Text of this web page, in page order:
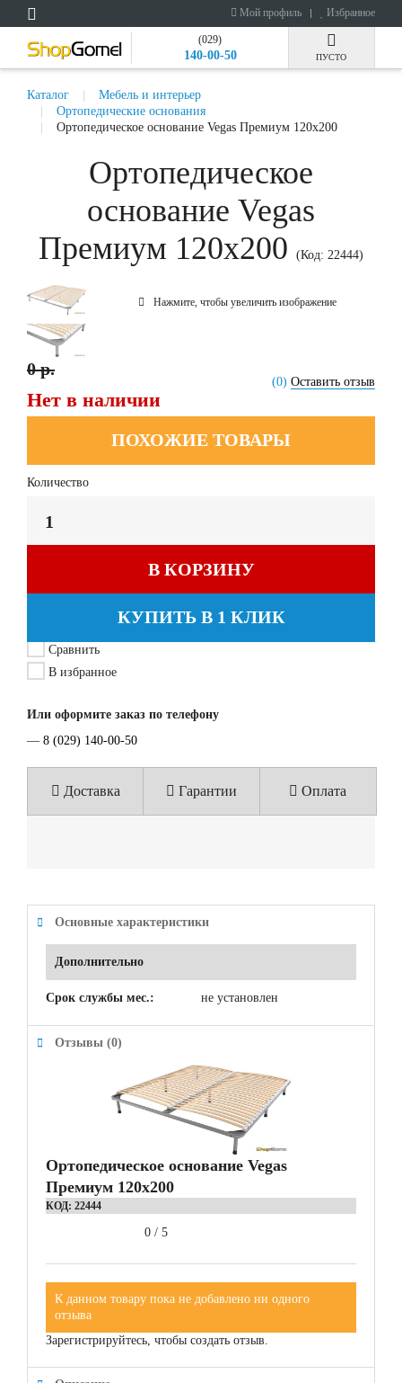
Мой профиль Избранное
(029)
140-00-50 ПУСТО
Каталог
Мебель и интерьер
Ортопедические основания
Ортопедическое основание Vegas Премиум 120x200
Ортопедическое
основание Vegas
Премиум 120x200
(Код: 22444)
Нажмите, чтобы увеличить изображение
(0) Оставить отзыв
0 р.
Нет в наличии
ПОХОЖИЕ ТОВАРЫ
Количество
В КОРЗИНУ
КУПИТЬ В 1 КЛИК
Сравнить
В избранное
Или оформите заказ по телефону
— 8 (029) 140-00-50
Доставка Гарантии Оплата
Основные характеристики
Дополнительно
Срок службы мес.: не установлен
Отзывы (0)
Ортопедическое основание Vegas
Премиум 120x200
КОД: 22444
0 / 5
К данном товару пока не добавлено ни одного
отзыва
Зарегистрируйтесь, чтобы создать отзыв.